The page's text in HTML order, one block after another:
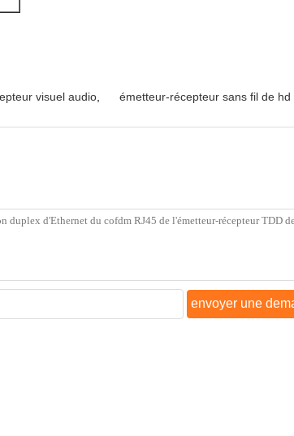
visuel audio émetteur-récepteur sans fil de hd
envoyer une